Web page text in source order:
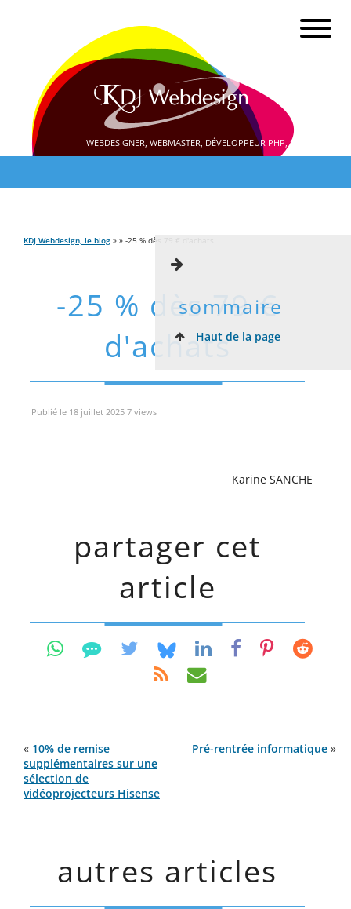
WEBDESIGNER, WEBMASTER, DÉVELOPPEUR PHP, SEO
KDJ Webdesign, le blog » » -25 % dès 79 € d'achats
-25 % dès 79 €
d'achats
sommaire
Haut de la page
Publié le 18 juillet 2025 7 views
Karine SANCHE
partager cet
article
« 10% de remise
supplémentaires sur une
sélection de
vidéoprojecteurs Hisense
Pré-rentrée informatique »
autres articles